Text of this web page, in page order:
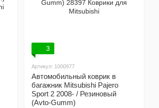
3
Артикул: 1000977
Автомобильный коврик в
багажник Mitsubishi Pajero
Sport 2 2008- / Резиновый
(Avto-Gumm)